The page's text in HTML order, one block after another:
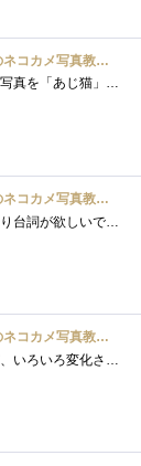
写真教室パート2
可愛いだけでなく味わいのある猫写真を「あじ猫」というのですね。初めて知りました（＾＾）今回は、あじ猫の撮影と白黒写真の加工、PSE10を使...
写真教室パート2
写真だけでも面白いですが、やはり台詞が欲しいです。台詞によってはそんなに面白くない写真でも面白く見えてくる…かもしれません。という�...
写真教室パート2
◆シャープネス、彩度、色相など、いろいろ変化させていくと、だんだんオリジナルより悪くなっていくことが多く、その都度、名前をつけて保�...